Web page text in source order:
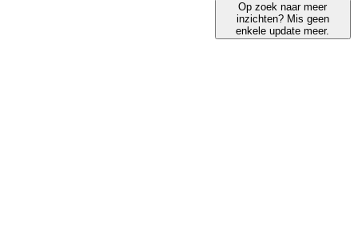
Op zoek naar meer
inzichten? Mis geen
enkele update meer.